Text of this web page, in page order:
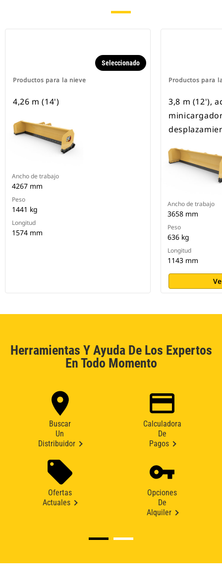
Productos para la nieve
Seleccionado
4,26 m (14')
Ancho de trabajo
4267 mm
Peso
1441 kg
Longitud
1574 mm
Productos para
3,8 m (12'),
Ancho de trabajo
3658 mm
Peso
636 kg
Longitud
1143 mm
Herramientas Y Ayuda De Los Expertos
En Todo Momento
Buscar
Un
Distribuidor
Calculadora
De
Pagos
Ofertas
Actuales
Opciones
De
Alquiler